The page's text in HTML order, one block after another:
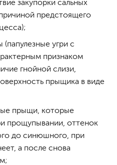
закупорки сальных
предстоящего
(папулезные угри с
признаком
гнойной слизи,
прыщика в виде
прыщи, которые
прощупывании, оттенок
до синюшного, при
а после снова